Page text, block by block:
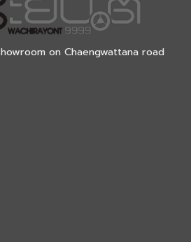
on Chaengwattana road